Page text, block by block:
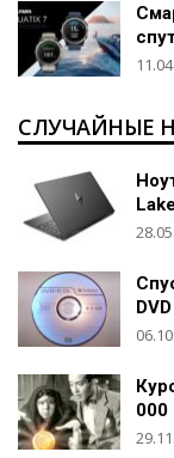
СЛУЧАЙНЫЕ
Lake
000